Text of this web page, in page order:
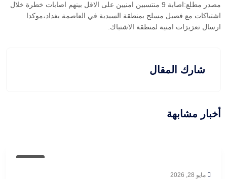
مصدر مطلع:اصابة 9 منتسبين امنيين على الاقل بينهم اصابات خطرة خلال
اشتباكات مع فصيل مسلح بمنطقة السيدية في العاصمة بغداد،موكدا
ارسال تعزيزات امنية لمنطقة الاشتباك.
شارك المقال
أخبار مشابهة
مايو 28, 2026